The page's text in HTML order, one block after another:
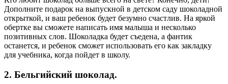
Дополните подарок на выпускной в детском саду шоколадной
открыткой, и ваш ребенок будет безумно счастлив. На яркой
обертке вы сможете написать имя малыша и несколько
позитивных слов. Шоколадка будет съедена, а фантик
останется, и ребенок сможет использовать его как закладку
для учебника, когда пойдет в школу.
2.​ Бельгийский шоколад.